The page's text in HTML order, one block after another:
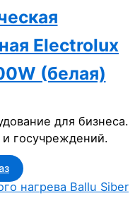
Electrolux
(белая)
для бизнеса.
госучреждений.